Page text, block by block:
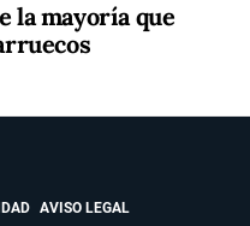
la mayoría que
AVISO LEGAL